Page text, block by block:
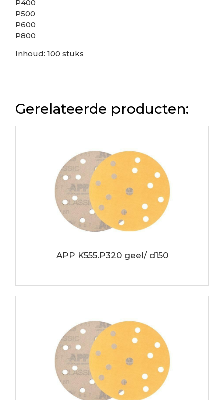
P400
P500
P600
P800
Inhoud: 100 stuks
Gerelateerde producten:
APP K555.P320 geel/ d150